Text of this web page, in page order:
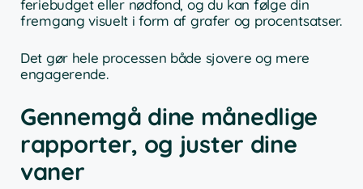
feriebudget eller nødfond, og du kan følge din
fremgang visuelt i form af grafer og procentsatser.
Det gør hele processen både sjovere og mere
engagerende.
Gennemgå dine månedlige
rapporter, og juster dine
vaner